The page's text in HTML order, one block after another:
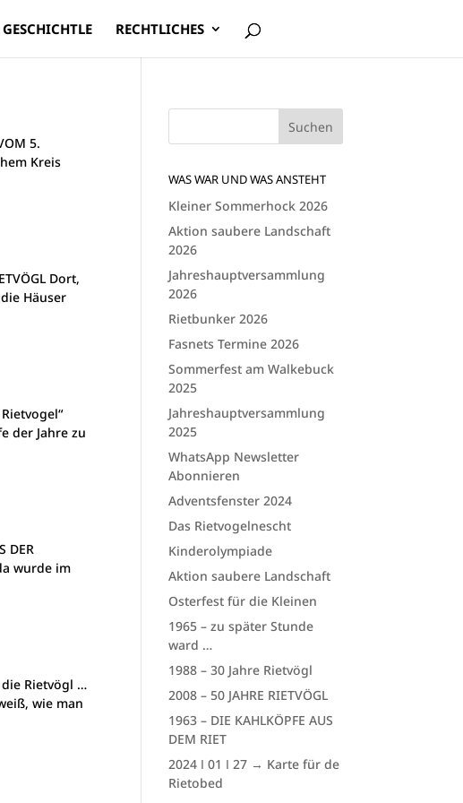
GESCHICHTLE RECHTLICHES
5.
Kreis
Dort,
Häuser
der Jahre zu
DER
wurde im
Rietvögl …
wie man
WAS WAR UND WAS ANSTEHT
Kleiner Sommerhock 2026
Aktion saubere Landschaft
2026
Jahreshauptversammlung
2026
Rietbunker 2026
Fasnets Termine 2026
Sommerfest am Walkebuck
2025
Jahreshauptversammlung
2025
WhatsApp Newsletter
Abonnieren
Adventsfenster 2024
Das Rietvogelnescht
Kinderolympiade
Aktion saubere Landschaft
Osterfest für die Kleinen
1965 – zu später Stunde
ward …
1988 – 30 Jahre Rietvögl
2008 – 50 JAHRE RIETVÖGL
1963 – DIE KAHLKÖPFE AUS
DEM RIET
2024 Ι 01 Ι 27 → Karte für de
Rietobed